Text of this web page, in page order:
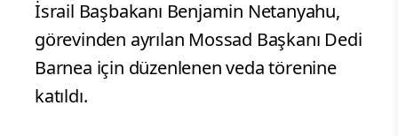
İsrail Başbakanı Benjamin Netanyahu,
görevinden ayrılan Mossad Başkanı Dedi
Barnea için düzenlenen veda törenine
katıldı.